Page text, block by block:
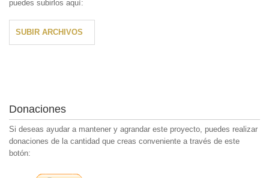
puedes subirlos aquí:
SUBIR ARCHIVOS
Donaciones
Si deseas ayudar a mantener y agrandar este proyecto, puedes realizar
donaciones de la cantidad que creas conveniente a través de este
botón: